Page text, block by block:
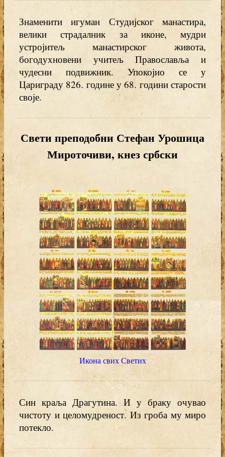
Знаменити игуман Студијског манастира,
велики страдалник за иконе, мудри
устројитељ манастирског живота,
богодухновени учитељ Православља и
чудесни подвижник. Упокојио се у
Цариграду 826. године у 68. години старости
своје.
Свети преподобни Стефан Урошица
Мироточиви, кнез србски
Икона свих Светих
Син краља Драгутина. И у браку очувао
чистоту и целомудреност. Из гроба му миро
потекло.